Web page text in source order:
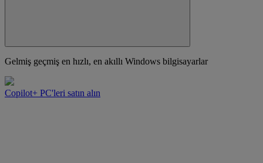
Gelmiş geçmiş en hızlı, en akıllı Windows bilgisayarlar
Copilot+ PC'leri satın alın